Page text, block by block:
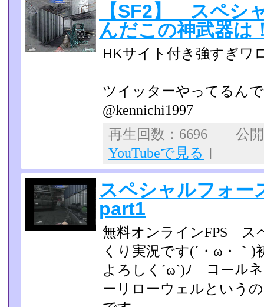
【SF2】 スペシ
んだこの神武器は
HKサイト付き強すぎワ
ツイッターやってるん
@kennichi1997
再生回数：6696 公
YouTubeで見る ]
スペシャルフォー
part1
無料オンラインFPS ス
くり実況です(´・ω・｀
よろ­しく´ω`)ﾉ コール
ーリローウェルという